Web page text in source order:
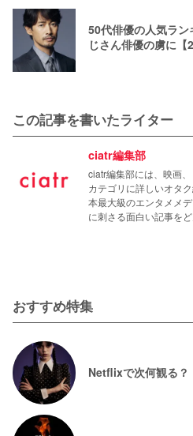
50代俳優の人気ラ
じさん俳優の虜に【
この記事を書いたライター
ciatr編集部
ciatr編集部には、映画
カテゴリに詳しいオタ
本最大級のエンタメメ
に刺さる面白い記事を
おすすめ特集
Netflixで次何観る？